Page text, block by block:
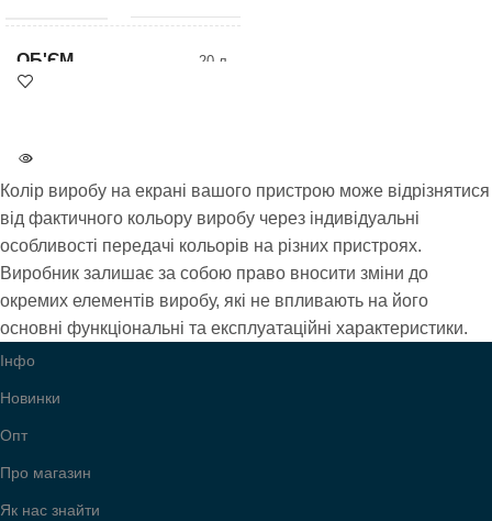
ОБ'ЄМ 20 л
КОЛІР
БРЕНД Angry
УСІ МОДЕЛІ 00391
Колір виробу на екрані вашого пристрою може відрізнятися
від фактичного кольору виробу через індивідуальні
особливості передачі кольорів на різних пристроях.
Виробник залишає за собою право вносити зміни до
окремих елементів виробу, які не впливають на його
основні функціональні та експлуатаційні характеристики.
Інфо
Новинки
Опт
Про магазин
Як нас знайти